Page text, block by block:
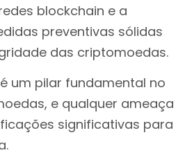
blockchain e a
preventivas sólidas
das criptomoedas.
um pilar fundamental no
e qualquer ameaça
significativas para